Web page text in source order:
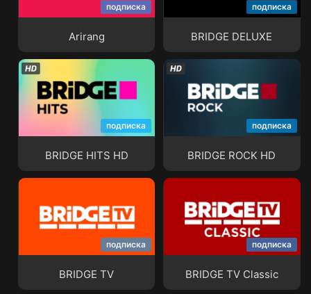
подписка
Arirang
подписка
BRIDGE DELUXE
подписка
BRIDGE HITS HD
подписка
BRIDGE ROCK HD
подписка
BRIDGE TV
подписка
BRIDGE TV Classic